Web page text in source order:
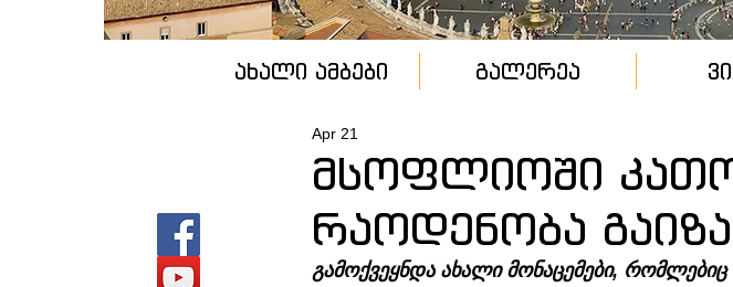
ახალი ამბები გალერეა
მსოფლიოში
რაოდენობა
Apr 21
გამოქვეყნდა ახალი მონაცემები,